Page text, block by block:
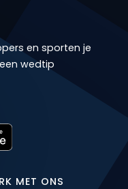
en sporten je
wedtip
MET ONS